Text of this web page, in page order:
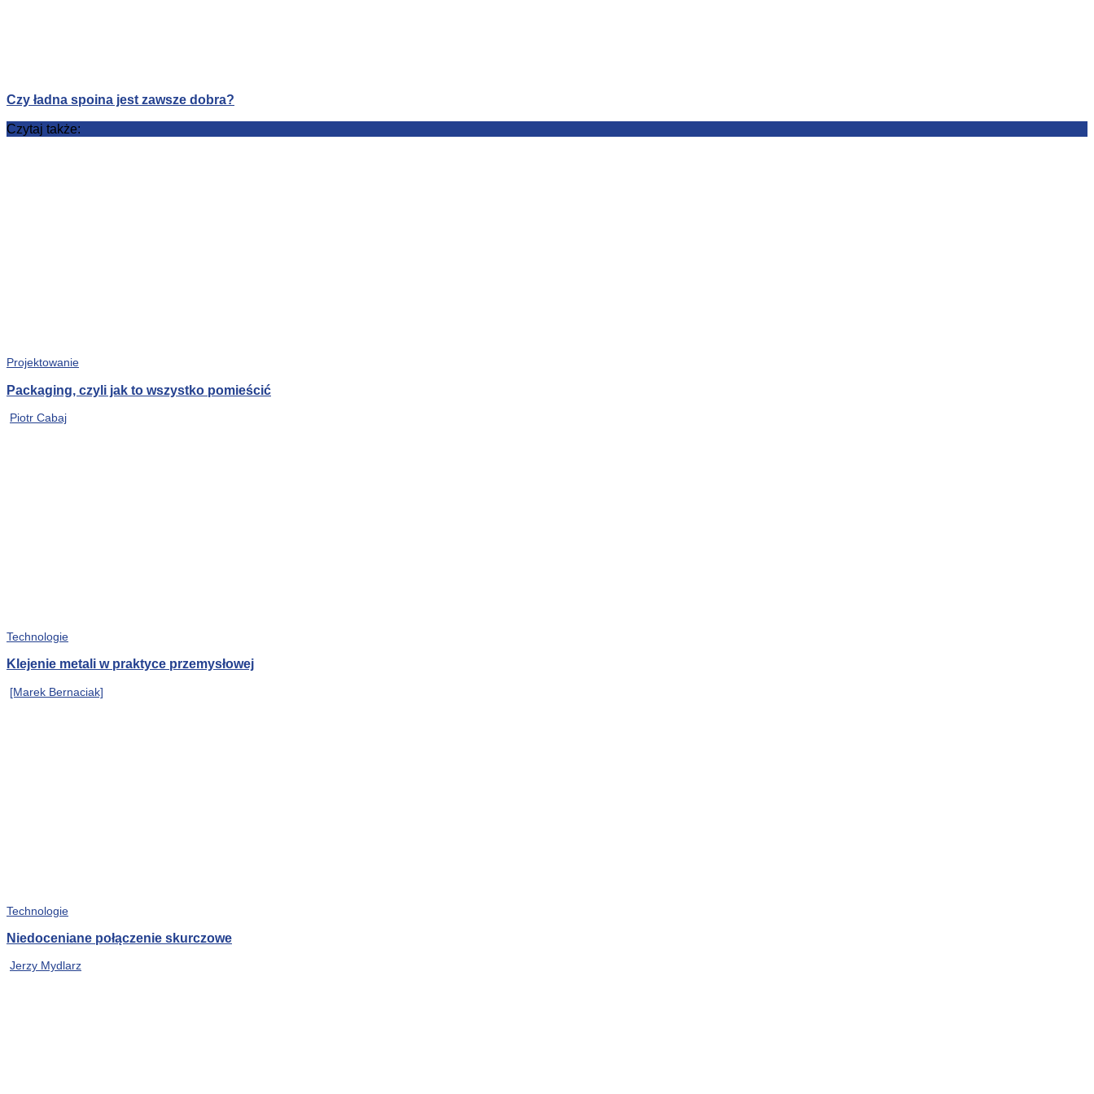
Czy ładna spoina jest zawsze dobra?
Czytaj także:
Projektowanie
Packaging, czyli jak to wszystko pomieścić
Piotr Cabaj
Technologie
Klejenie metali w praktyce przemysłowej
[Marek Bernaciak]
Technologie
Niedoceniane połączenie skurczowe
Jerzy Mydlarz